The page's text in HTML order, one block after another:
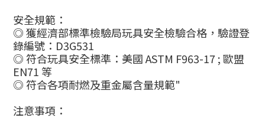
安全規範：
◎ 獲經濟部標準檢驗局玩具安全檢驗合格，驗證登
錄編號：D3G531
◎ 符合玩具安全標準：美國 ASTM F963-17 ; 歐盟
EN71 等
◎ 符合各項耐燃及重金屬含量規範"
注意事項：